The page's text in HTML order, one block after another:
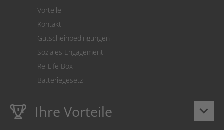
Vorteile
Kontakt
Gutscheinbedingungen
Soziales Engagement
Re-Life Box
Batteriegesetz
keyboard_arrow_down
Ihre Vorteile